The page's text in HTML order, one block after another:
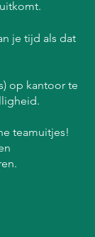
je tijd als dat
op kantoor te
teamuitjes!